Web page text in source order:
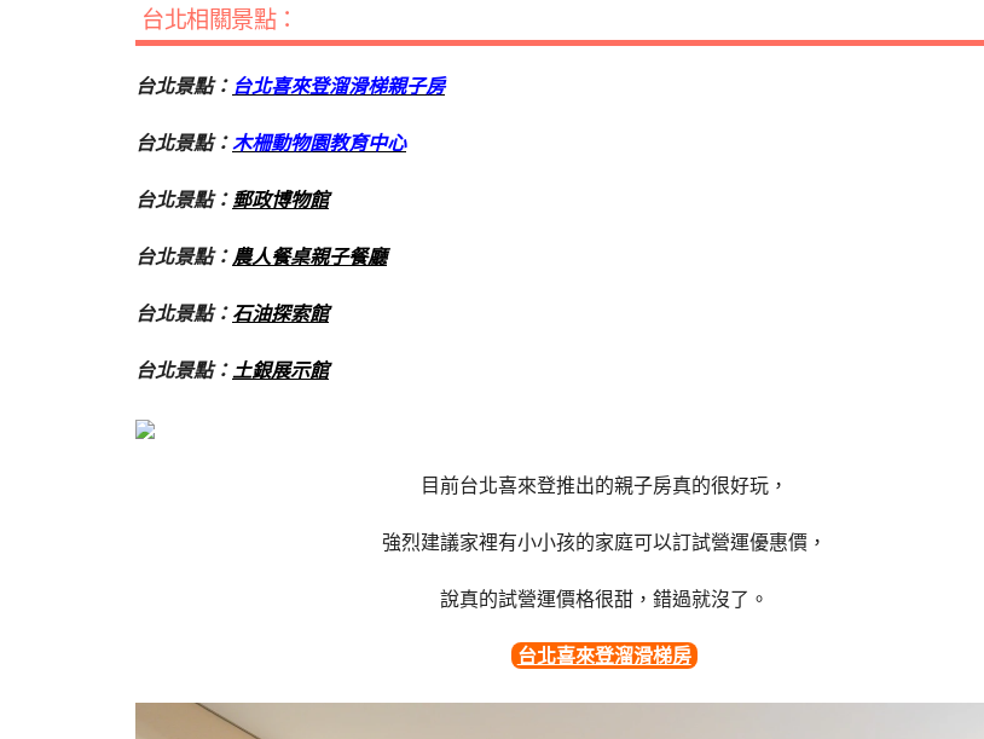
台北相關景點：
台北景點： 台北喜來登溜滑梯親子房
台北景點：木柵動物園教育中心
台北景點：郵政博物館
台北景點：農人餐桌親子餐廳
台北景點：石油探索館
台北景點：土銀展示館
目前台北喜來登推出的親子房真的很好玩，
強烈建議家裡有小小孩的家庭可以訂試營運優惠價，
說真的試營運價格很甜，錯過就沒了。
台北喜來登溜滑梯房